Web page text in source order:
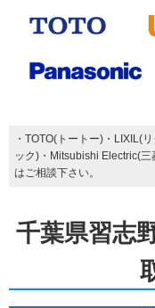
・TOTO(トートー)・LIXIL(
ック)・Mitsubishi Electric(
はご相談下さい。
千葉県習志